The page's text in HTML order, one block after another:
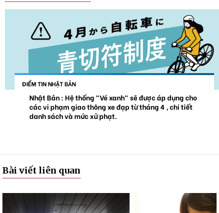
ĐIỂM TIN NHẬT BẢN
Nhật Bản : Hệ thống "Vé xanh" sẽ được áp dụng cho
các vi phạm giao thông xe đạp từ tháng 4 , chi tiết
danh sách và mức xử phạt.
Bài viết liên quan